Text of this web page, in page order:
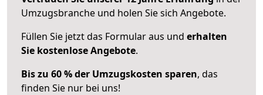
Umzugsbranche und holen Sie sich Angebote.
Füllen Sie jetzt das Formular aus und erhalten
Sie kostenlose Angebote.
Bis zu 60 % der Umzugskosten sparen, das
finden Sie nur bei uns!